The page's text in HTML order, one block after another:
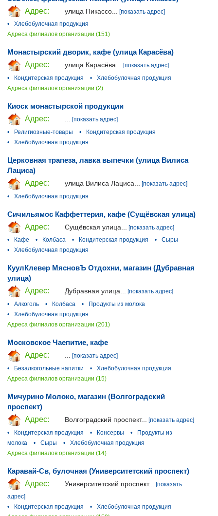
Адрес:
улица Пикассо...
[показать адрес]
•
Хлебобулочная продукция
Адреса филиалов организации (151)
Монастырский дворик, кафе (улица Карасёва)
Адрес:
улица Карасёва... [показать адрес]
•
Кондитерская продукция •
Хлебобулочная продукция
Адреса филиалов организации (2)
Киоск монастырской продукции
Адрес:
[показать адрес]
•
Религиозные-товары •
Кондитерская продукция
•
Хлебобулочная продукция
Церковная трапеза, лавка выпечки (улица Вилиса
Лациса)
Адрес:
улица Вилиса Лациса...
[показать адрес]
•
Хлебобулочная продукция
Сичильямос Каффеттерия, кафе (Сущёвская улица)
Адрес:
Сущёвская улица...
[показать адрес]
•
Кафе • Колбаса • Кондитерская продукция •
Сыры
•
Хлебобулочная продукция
КуулКлевер МясновЪ Отдохни, магазин (Дубравная
улица)
Адрес:
Дубравная улица... [показать адрес]
•
Алкоголь • Колбаса •
Продукты из молока
•
Хлебобулочная продукция
Адреса филиалов организации (201)
Московское Чаепитие, кафе
Адрес:
[показать адрес]
•
Безалкогольные напитки •
Хлебобулочная продукция
Адреса филиалов организации (15)
Мичурино Молоко, магазин (Волгоградский
проспект)
Адрес:
Волгоградский проспект...
[показать адрес]
•
Кондитерская продукция • Консервы •
Продукты из
молока
• Сыры •
Хлебобулочная продукция
Адреса филиалов организации (14)
Каравай-Св, булочная (Университетский проспект)
Адрес:
Университетский проспект...
[показать
адрес]
•
Кондитерская продукция •
Хлебобулочная продукция